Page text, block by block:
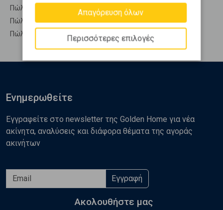
Πώληση Υπόγεια ΔΑΥΛΕΙΑ
Πώληση Υπόσκαφα ΔΑΥΛΕΙΑ
Πώληση Υπολ. υψουν ΔΑΥΛΕΙΑ
Απαγόρευση όλων
Περισσότερες επιλογές
Ενημερωθείτε
Εγγραφείτε στο newsletter της Golden Home για νέα
ακίνητα, αναλύσεις και διάφορα θέματα της αγοράς
ακινήτων
Εγγραφή
Ακολουθήστε μας